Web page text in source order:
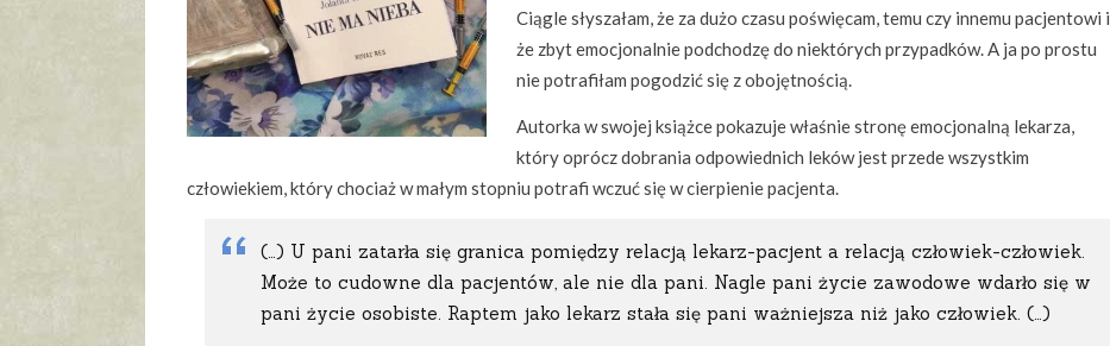
Ciągle słyszałam, że za dużo czasu poświęcam, temu czy innemu pacjentowi i
że zbyt emocjonalnie podchodzę do niektórych przypadków. A ja po prostu
nie potrafiłam pogodzić się z obojętnością.
Autorka w swojej książce pokazuje właśnie stronę emocjonalną lekarza,
który oprócz dobrania odpowiednich leków jest przede wszystkim
człowiekiem, który chociaż w małym stopniu potrafi wczuć się w cierpienie pacjenta.
(…) U pani zatarła się granica pomiędzy relacją lekarz-pacjent a relacją człowiek-człowiek.
Może to cudowne dla pacjentów, ale nie dla pani. Nagle pani życie zawodowe wdarło się w
pani życie osobiste. Raptem jako lekarz stała się pani ważniejsza niż jako człowiek. (…)